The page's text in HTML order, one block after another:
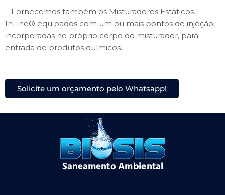
– Fornecemos também os Misturadores Estáticos
InLine® equipados com um ou mais pontos de injeção,
incorporadas no próprio corpo do misturador, para
entrada de produtos químicos.
Solicite um orçamento pelo Whatsapp!